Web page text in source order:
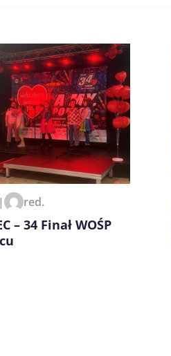
| red.
– 34 Finał WOŚP